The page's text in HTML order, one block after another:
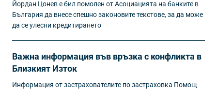
Йордан Цонев е бил помолен от Асоциацията на банките в
България да внесе спешно законовите текстове, за да може
да се улесни кредитирането
Важна информация във връзка с конфликта в
Близкият Изток
Информация от застрахователите по застраховка Помощ